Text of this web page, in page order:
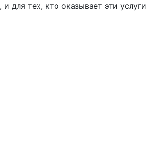
, и для тех, кто оказывает эти услуги